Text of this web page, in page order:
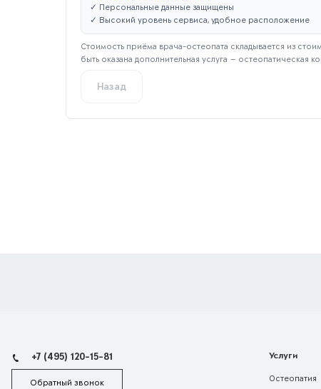
✓ Персональные данные защищены
✓ Высокий уровень сервиса, удобное расположение
Стоимость приёма врача-остеопата складывается из
быть оказана дополнительная услуга — остеопатическая
Назад
+7 (495) 120-15-81
Обратный звонок
Услуги
Остеопатия